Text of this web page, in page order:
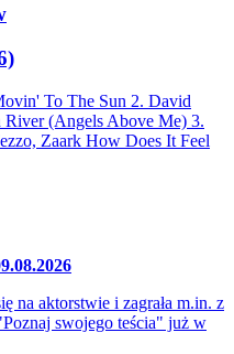
To The Sun 2. David
River (Angels Above Me) 3.
Zaark How Does It Feel
na aktorstwie i zagrała m.in. z
swojego teścia" już w